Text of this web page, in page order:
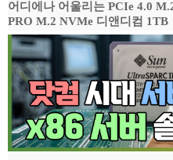
어디에나 어울리는 PCIe 4.0
PRO M.2 NVMe 디앤디컴 1TB